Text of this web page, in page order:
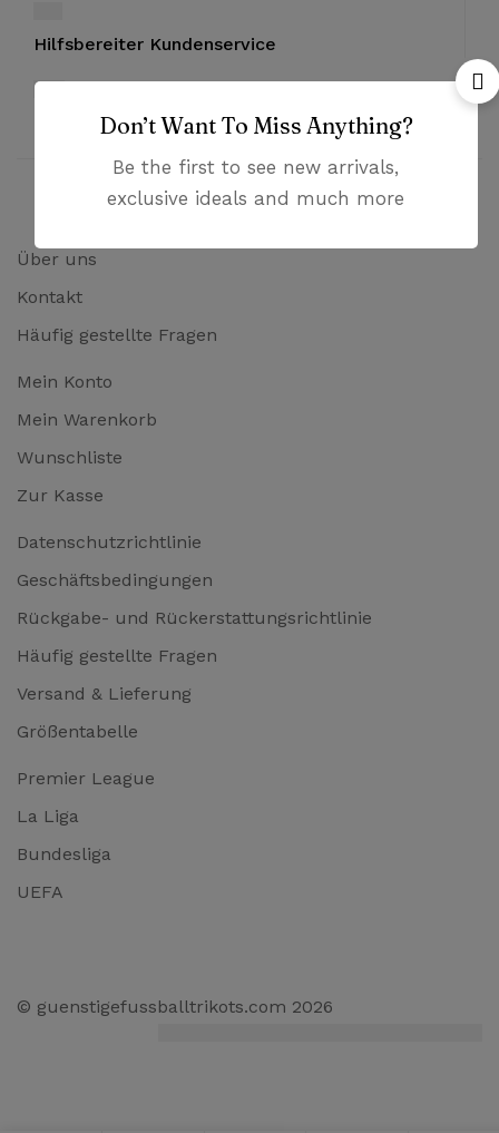
Hilfsbereiter Kundenservice
Bezahlung mit PayPal und Kreditkarten
Über uns
Kontakt
Häufig gestellte Fragen
Mein Konto
Mein Warenkorb
Wunschliste
Zur Kasse
Datenschutzrichtlinie
Geschäftsbedingungen
Rückgabe- und Rückerstattungsrichtlinie
Häufig gestellte Fragen
Versand & Lieferung
Größentabelle
Premier League
La Liga
Bundesliga
UEFA
© guenstigefussballtrikots.com 2026
Don’t Want To Miss Anything?
Be the first to see new arrivals,
exclusive ideals and much more